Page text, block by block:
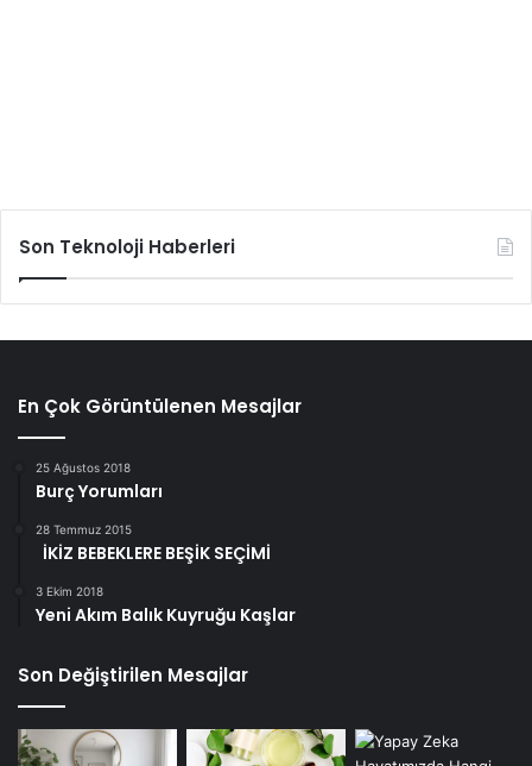
Son Teknoloji Haberleri
En Çok Görüntülenen Mesajlar
25 Ağustos 2018
Burç Yorumları
28 Temmuz 2015
İKİZ BEBEKLERE BEŞİK SEÇİMİ
3 Ekim 2018
Yeni Akım Balık Kuyruğu Kaşlar
Son Değiştirilen Mesajlar